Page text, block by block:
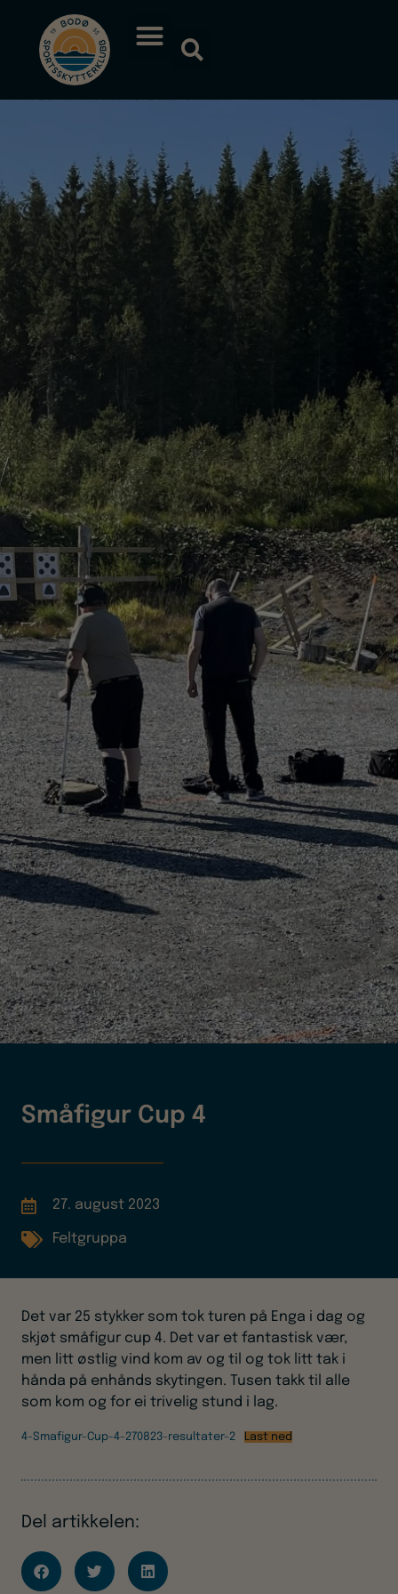
Småfigur Cup 4
27. august 2023
Feltgruppa
Det var 25 stykker som tok turen på Enga i dag og
skjøt småfigur cup 4. Det var et fantastisk vær,
men litt østlig vind kom av og til og tok litt tak i
hånda på enhånds skytingen. Tusen takk til alle
som kom og for ei trivelig stund i lag.
4-Smafigur-Cup-4-270823-resultater-2 Last ned
Del artikkelen: